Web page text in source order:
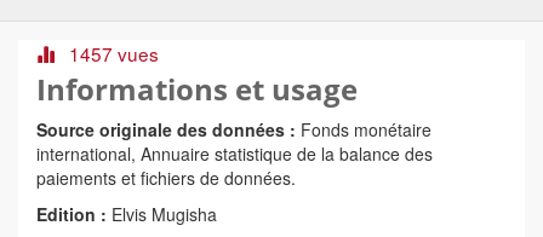
1457 vues
Informations et usage
Source originale des données : Fonds monétaire
international, Annuaire statistique de la balance des
paiements et fichiers de données.
Edition : Elvis Mugisha